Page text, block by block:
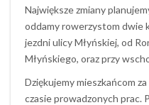
Największe zmiany
oddamy rowerzystom dwie
jezdni ulicy Młyńskiej, od
Młyńskiego, oraz przy
Dziękujemy mieszkańcom
czasie prowadzonych prac.